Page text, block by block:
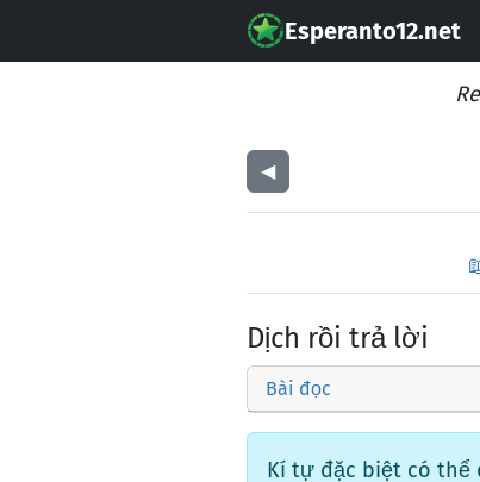
Esperanto12.net
◀︎
Dịch rồi trả lời
Bài đọc
Kí tự đặc biệt có thể